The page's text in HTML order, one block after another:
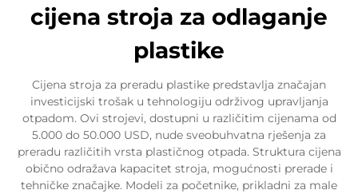
cijena stroja za odlaganje
plastike
Cijena stroja za preradu plastike predstavlja značajan
investicijski trošak u tehnologiju održivog upravljanja
otpadom. Ovi strojevi, dostupni u različitim cijenama od
5.000 do 50.000 USD, nude sveobuhvatna rješenja za
preradu različitih vrsta plastičnog otpada. Struktura cijena
obično odražava kapacitet stroja, mogućnosti prerade i
tehničke značajke. Modeli za početnike, prikladni za male